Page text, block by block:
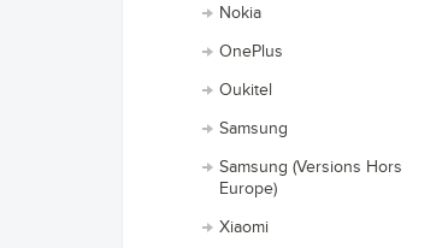
Nokia
OnePlus
Oukitel
Samsung
Samsung (Versions Hors
Europe)
Xiaomi